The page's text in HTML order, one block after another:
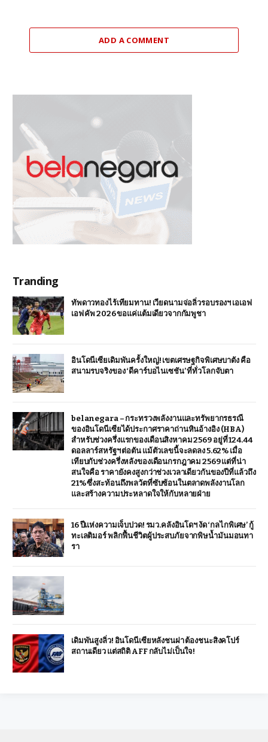
ADD A COMMENT
Tranding
ทัพดาวทองไร้เทียมทาน! เวียดนามจ่อลิ่วรอบรองฯ เอเอฟ
เอฟ คัพ 2026 ขอแค่แต้มเดียวจากกัมพูชา
อินโดนีเซียเดิมพันครั้งใหญ่! เขตเศรษฐกิจพิเศษบาตัง คือ
สนามรบจริงของ ‘ดีคาร์บอไนเซชัน’ ที่ทั่วโลกจับตา
belanegara – กระทรวงพลังงานและทรัพยากรธรณี
ของอินโดนีเซียได้ประกาศราคาถ่านหินอ้างอิง (HBA)
สำหรับช่วงครึ่งแรกของเดือนสิงหาคม 2569 อยู่ที่ 124.44
ดอลลาร์สหรัฐฯ ต่อตัน แม้ตัวเลขนี้จะลดลง 5.62% เมื่อ
เทียบกับช่วงครึ่งหลังของเดือนกรกฎาคม 2569 แต่ที่น่า
สนใจคือ ราคายังคงสูงกว่าช่วงเวลาเดียวกันของปีที่แล้วถึง
21% ซึ่งสะท้อนถึงพลวัตที่ซับซ้อนในตลาดพลังงานโลก
และสร้างความประหลาดใจให้กับหลายฝ่าย
16 ปีแห่งความเจ็บปวด! รมว.คลังอินโดฯ งัด ‘กลไกพิเศษ’ กู้
ทะเลติมอร์ พลิกฟื้นชีวิตผู้ประสบภัยจากพิษน้ำมันมอนทา
รา
เดิมพันสูงลิ่ว! อินโดนีเซียหลังชนฝา ต้องชนะสิงคโปร์
สถานเดียว แต่สถิติ AFF กลับไม่เป็นใจ!